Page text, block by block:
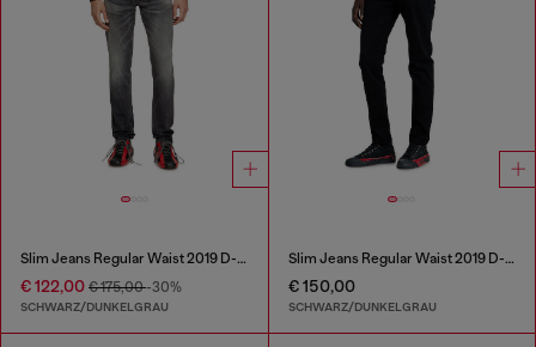
Slim Jeans Regular Waist 2019 D-Strukt
€ 122,00 € 175,00-30%
SCHWARZ/DUNKELGRAU
Slim Jeans Regular Waist 2019 D-Strukt
€ 150,00
SCHWARZ/DUNKELGRAU